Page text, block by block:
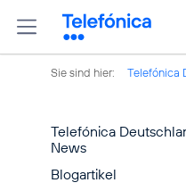
Sie sind hier: Telefónica
Telefónica
News
Blogartikel